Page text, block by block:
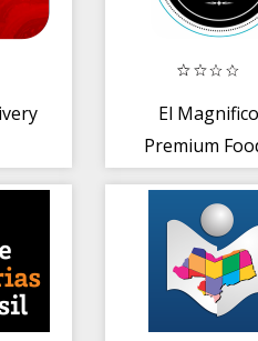
El Magnifico
Premium